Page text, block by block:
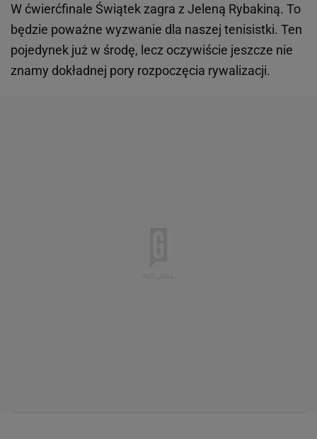
W ćwierćfinale Świątek zagra z Jeleną Rybakiną. To
będzie poważne wyzwanie dla naszej tenisistki. Ten
pojedynek już w środę, lecz oczywiście jeszcze nie
znamy dokładnej pory rozpoczęcia rywalizacji.